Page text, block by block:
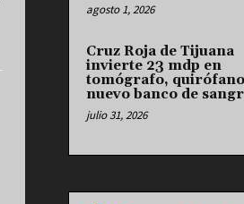
agosto 1, 2026
Cruz Roja de Tijuana
invierte 23 mdp en
tomógrafo,
nuevo banco de
julio 31, 2026